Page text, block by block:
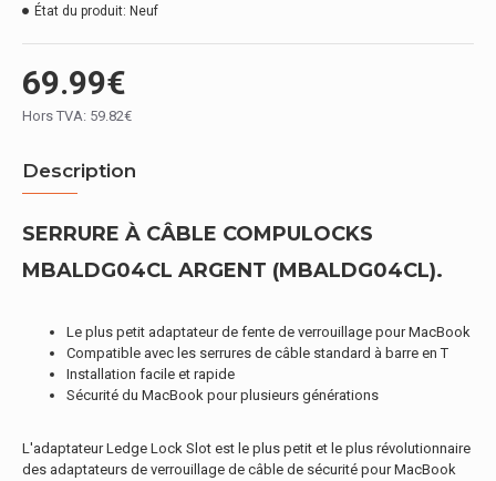
69.99€
Hors TVA: 59.82€
État du produit: Neuf
Description
SERRURE À CÂBLE COMPULOCKS
MBALDG04CL ARGENT (MBALDG04CL).
Le plus petit adaptateur de fente de verrouillage pour MacBook
Compatible avec les serrures de câble standard à barre en T
Installation facile et rapide
Sécurité du MacBook pour plusieurs générations
L'adaptateur Ledge Lock Slot est le plus petit et le plus révolutionnaire
des adaptateurs de verrouillage de câble de sécurité pour MacBook